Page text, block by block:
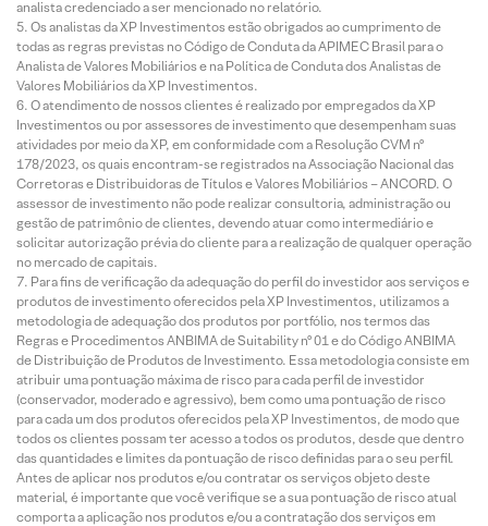
analista credenciado a ser mencionado no relatório.
Os analistas da XP Investimentos estão obrigados ao cumprimento de
todas as regras previstas no Código de Conduta da APIMEC Brasil para o
Analista de Valores Mobiliários e na Política de Conduta dos Analistas de
Valores Mobiliários da XP Investimentos.
O atendimento de nossos clientes é realizado por empregados da XP
Investimentos ou por assessores de investimento que desempenham suas
atividades por meio da XP, em conformidade com a Resolução CVM nº
178/2023, os quais encontram-se registrados na Associação Nacional das
Corretoras e Distribuidoras de Títulos e Valores Mobiliários – ANCORD. O
assessor de investimento não pode realizar consultoria, administração ou
gestão de patrimônio de clientes, devendo atuar como intermediário e
solicitar autorização prévia do cliente para a realização de qualquer operação
no mercado de capitais.
Para fins de verificação da adequação do perfil do investidor aos serviços e
produtos de investimento oferecidos pela XP Investimentos, utilizamos a
metodologia de adequação dos produtos por portfólio, nos termos das
Regras e Procedimentos ANBIMA de Suitability nº 01 e do Código ANBIMA
de Distribuição de Produtos de Investimento. Essa metodologia consiste em
atribuir uma pontuação máxima de risco para cada perfil de investidor
(conservador, moderado e agressivo), bem como uma pontuação de risco
para cada um dos produtos oferecidos pela XP Investimentos, de modo que
todos os clientes possam ter acesso a todos os produtos, desde que dentro
das quantidades e limites da pontuação de risco definidas para o seu perfil.
Antes de aplicar nos produtos e/ou contratar os serviços objeto deste
material, é importante que você verifique se a sua pontuação de risco atual
comporta a aplicação nos produtos e/ou a contratação dos serviços em